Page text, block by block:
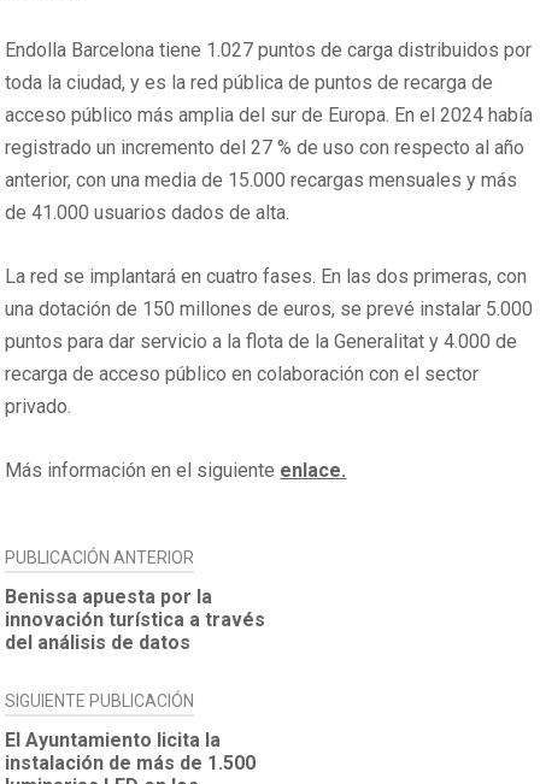
Endolla Barcelona tiene 1.027 puntos de carga distribuidos por
toda la ciudad, y es la red pública de puntos de recarga de
acceso público más amplia del sur de Europa. En el 2024 había
registrado un incremento del 27 % de uso con respecto al año
anterior, con una media de 15.000 recargas mensuales y más
de 41.000 usuarios dados de alta.
La red se implantará en cuatro fases. En las dos primeras, con
una dotación de 150 millones de euros, se prevé instalar 5.000
puntos para dar servicio a la flota de la Generalitat y 4.000 de
recarga de acceso público en colaboración con el sector
privado.
Más información en el siguiente enlace.
NAVEGACIÓN
DE
ENTRADAS
PUBLICACIÓN ANTERIOR
Benissa apuesta por la
innovación turística a través
del análisis de datos
SIGUIENTE PUBLICACIÓN
El Ayuntamiento licita la
instalación de más de 1.500